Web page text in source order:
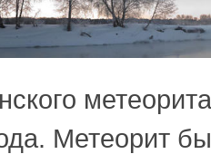
Метеорит